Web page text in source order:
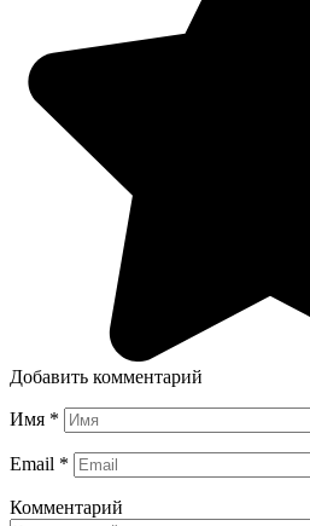
Добавить комментарий
Имя *
Email *
Комментарий